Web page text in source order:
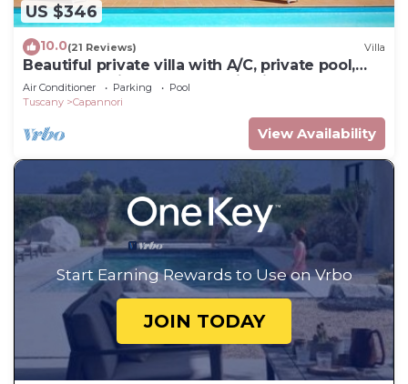
US $346
10.0(21 Reviews) Villa
Beautiful private villa with A/C, private pool,
WIFI, TV, patio and panoramic view, close to
Lucca
Air Conditioner Parking
Pool
Tuscany
Capannori
View Availability
Start Earning Rewards to Use on Vrbo
JOIN TODAY